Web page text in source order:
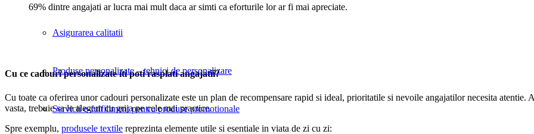
Asigurarea calitatii
Produse personalizate – tehnici de personalizare
Servicii e-fulfillment pentru produse promotionale
69% dintre angajati ar lucra mai mult daca ar simti ca eforturile lor ar fi mai apreciate.
Cu ce cadouri personalizate iti poti rasplati angajatii?
Cu toate ca oferirea unor cadouri personalizate este un plan de recompensare rapid si ideal, prioritatile si nevoile angajatilor necesita atentie.
vasta, trebuie sa le alegem cu grija pe cele mai practice.
Spre exemplu, produsele textile reprezinta elemente utile si esentiale in viata de zi cu zi: